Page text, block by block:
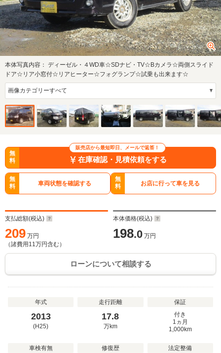
本体写真内容： ディーゼル・４WD車☆SDナビ・TV☆Bカメラ☆両側スライド
ドア☆リア小窓付☆リアヒーター☆フォグランプ☆試乗も出来ます☆
販売店から最短即日、メールで返答！
無
料
在庫確認・見積依頼をする
無
料
車両状態を確認する
無
料
お店に行って車を見る
支払総額(税込)
209 万円
（諸費用 11万円含む）
本体価格(税込)
198.0 万円
ローンについて相談する
年式
2013
(H25)
走行距離
17.8
万km
保証
付き
1ヵ月
1,000km
車検有無
修復歴
法定整備